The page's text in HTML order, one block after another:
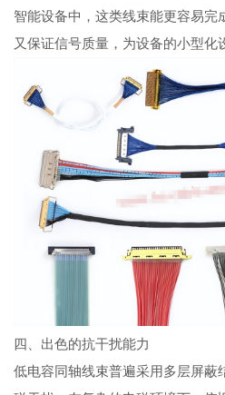
智能设备中，这类线束能更容易完
又保证信号质量，为设备的小型化
四、出色的抗干扰能力
低电容同轴线束普遍采用多层屏蔽